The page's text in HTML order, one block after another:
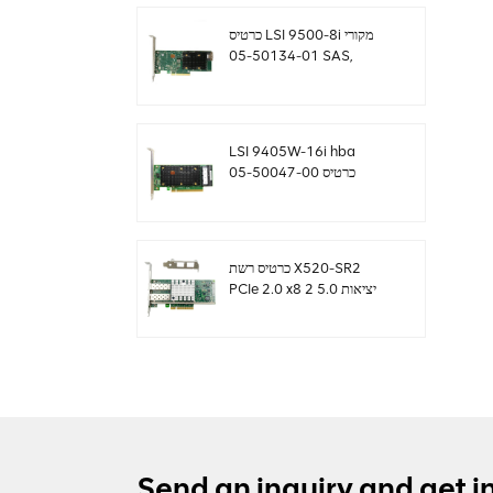
כרטיס LSI 9500-8i מקורי
05-50134-01 SAS,
LSI 9405W-16i hba
כרטיס 05-50047-00
כרטיס רשת X520-SR2
PCIe 2.0 x8 2 יציאות 5.0